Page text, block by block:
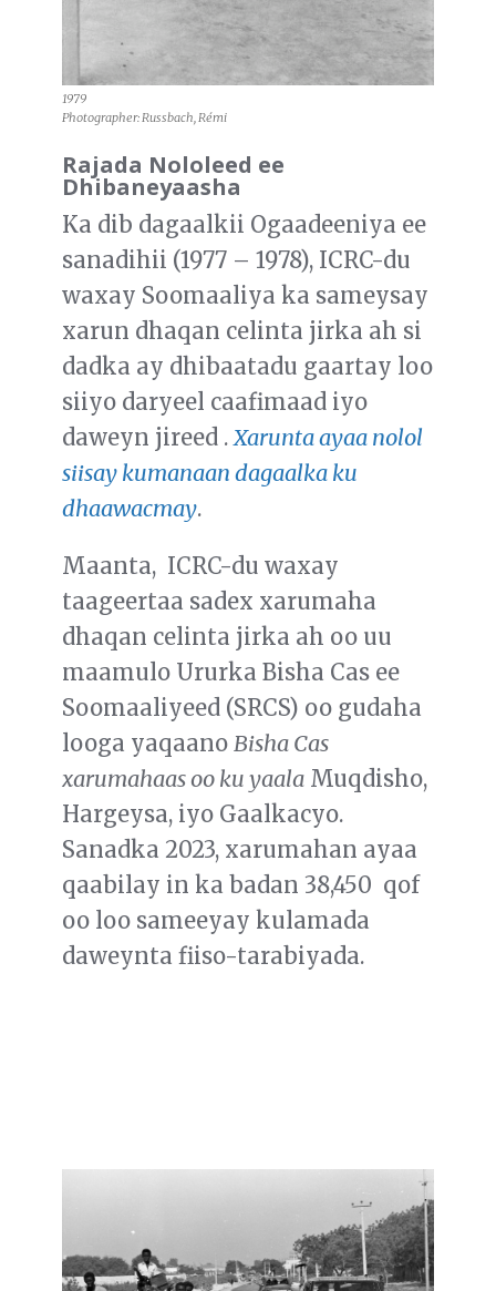
1979
Photographer: Russbach, Rémi
Rajada Nololeed ee
Dhibaneyaasha
Ka dib dagaalkii Ogaadeeniya ee
sanadihii (1977 – 1978), ICRC-du
waxay Soomaaliya ka sameysay
xarun dhaqan celinta jirka ah si
dadka ay dhibaatadu gaartay loo
siiyo daryeel caafimaad iyo
daweyn jireed . Xarunta ayaa nolol
siisay kumanaan dagaalka ku
dhaawacmay.
Maanta, ICRC-du waxay
taageertaa sadex xarumaha
dhaqan celinta jirka ah oo uu
maamulo Ururka Bisha Cas ee
Soomaaliyeed (SRCS) oo gudaha
looga yaqaano Bisha Cas
xarumahaas oo ku yaala Muqdisho,
Hargeysa, iyo Gaalkacyo.
Sanadka 2023, xarumahan ayaa
qaabilay in ka badan 38,450 qof
oo loo sameeyay kulamada
daweynta fiiso-tarabiyada.